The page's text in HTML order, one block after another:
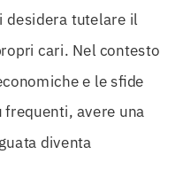
desidera tutelare il
cari. Nel contesto
e le sfide
avere una
diventa